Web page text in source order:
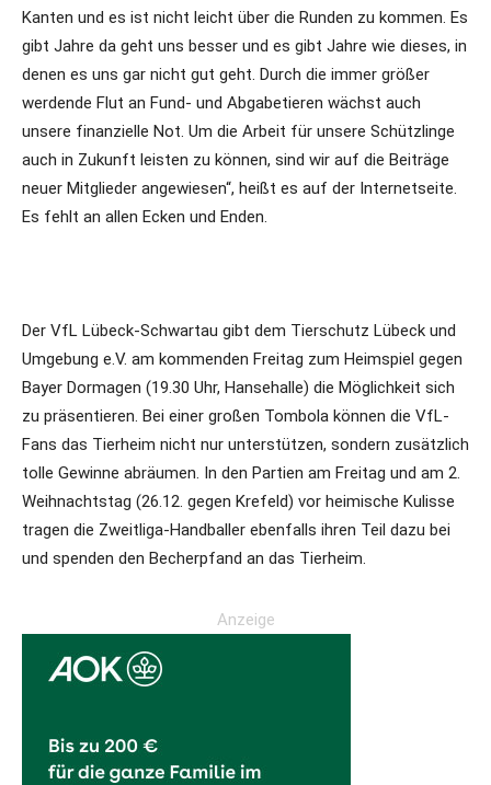
Kanten und es ist nicht leicht über die Runden zu kommen. Es
gibt Jahre da geht uns besser und es gibt Jahre wie dieses, in
denen es uns gar nicht gut geht. Durch die immer größer
werdende Flut an Fund- und Abgabetieren wächst auch
unsere finanzielle Not. Um die Arbeit für unsere Schützlinge
auch in Zukunft leisten zu können, sind wir auf die Beiträge
neuer Mitglieder angewiesen“, heißt es auf der Internetseite.
Es fehlt an allen Ecken und Enden.
Der VfL Lübeck-Schwartau gibt dem Tierschutz Lübeck und
Umgebung e.V. am kommenden Freitag zum Heimspiel gegen
Bayer Dormagen (19.30 Uhr, Hansehalle) die Möglichkeit sich
zu präsentieren. Bei einer großen Tombola können die VfL-
Fans das Tierheim nicht nur unterstützen, sondern zusätzlich
tolle Gewinne abräumen. In den Partien am Freitag und am 2.
Weihnachtstag (26.12. gegen Krefeld) vor heimische Kulisse
tragen die Zweitliga-Handballer ebenfalls ihren Teil dazu bei
und spenden den Becherpfand an das Tierheim.
Anzeige